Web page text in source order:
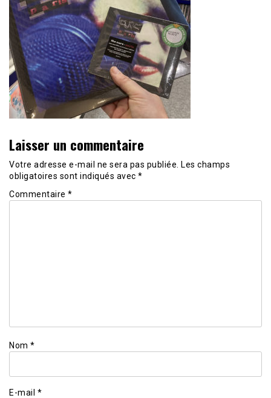
Laisser un commentaire
Votre adresse e-mail ne sera pas publiée.
Les champs
obligatoires sont indiqués avec *
Commentaire *
Nom *
E-mail *